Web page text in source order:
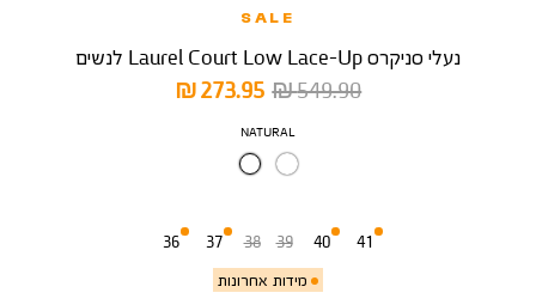
SALE
נעלי סניקרס Laurel Court Low Lace-Up לנשים
מחיר
מוצר
273.95 ₪
מחיר
549.90 ₪
צבע
NATURAL
36
מידות אחרונות
37 38 39 40 41